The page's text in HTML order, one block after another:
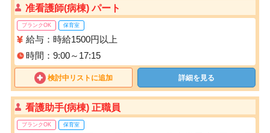
准看護師(病棟) パート
ブランクOK 保育室
給与：時給1500円以上
時間：9:00～17:15
検討中リストに追加 詳細を見る
看護助手(病棟) 正職員
ブランクOK 保育室